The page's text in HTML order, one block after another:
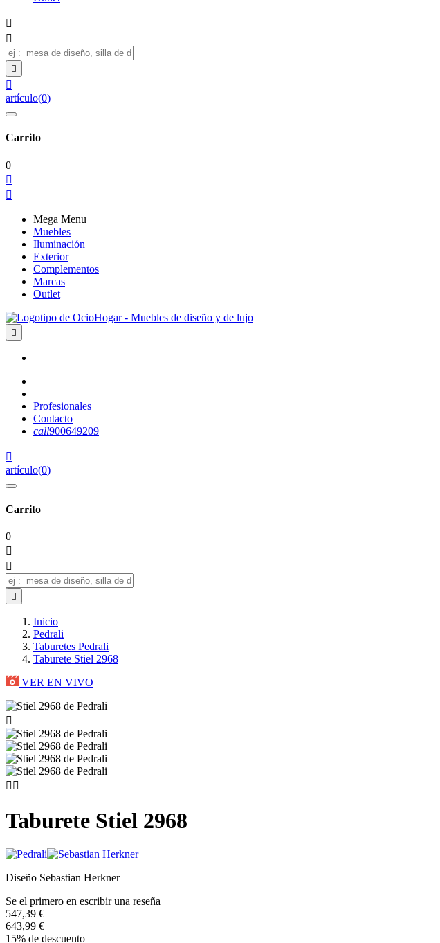




artículo(0)
Carrito
0


Mega Menu
Muebles
Iluminación
Exterior
Complementos
Marcas
Outlet

Profesionales
Contacto
call900649209

artículo(0)
Carrito
0



Inicio
Pedrali
Taburetes Pedrali
Taburete Stiel 2968
VER EN VIVO

 
Taburete Stiel 2968
Diseño Sebastian Herkner
Se el primero en escribir una reseña
547,39 €
643,99 €
15% de descuento